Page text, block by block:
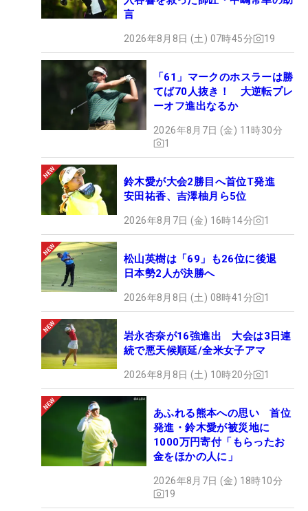
言
2026年8月8日 (土) 07時45分 19
「61」マークのホスラーは勝
てば70人抜き！ 大逆転プレ
ーオフ進出なるか
2026年8月7日 (金) 11時30分
1
鈴木愛が大会2勝目へ首位T発進
安田祐香、吉澤柚月ら5位
2026年8月7日 (金) 16時14分 1
松山英樹は「69」も26位に後退
日本勢2人が決勝へ
2026年8月8日 (土) 08時41分 1
岩永杏奈が16強進出 大会は3日連
続で悪天候順延/全米女子アマ
2026年8月8日 (土) 10時20分 1
あふれる熊本への思い 首位
発進・鈴木愛が被災地に
1000万円寄付「もらったお
金をほかの人に」
2026年8月7日 (金) 18時10分
19